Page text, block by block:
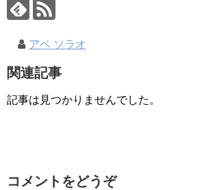
アベ ソラオ
関連記事
記事は見つかりませんでした。
コメントをどうぞ